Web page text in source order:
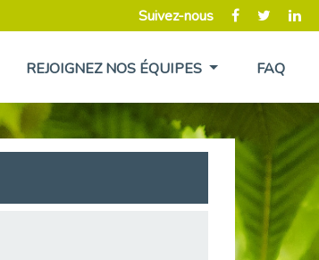
Suivez-nous
REJOIGNEZ NOS ÉQUIPES FAQ